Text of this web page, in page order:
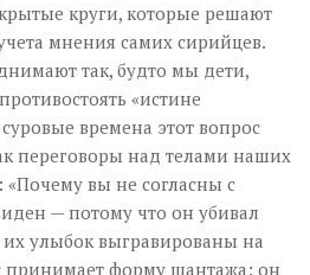
круги, которые решают
мнения самих сирийцев.
так, будто мы дети,
«истине
времена этот вопрос
переговоры над телами наших
«Почему вы не согласны с
— потому что он убивал
улыбок выгравированы на
принимает форму шантажа: он